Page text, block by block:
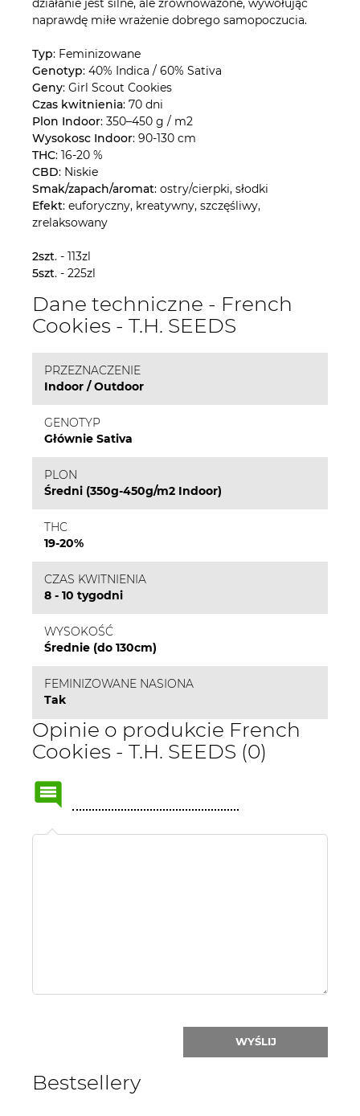
działanie jest silne, ale zrównoważone, wywołując
naprawdę miłe wrażenie dobrego samopoczucia.
Typ: Feminizowane
Genotyp: 40% Indica / 60% Sativa
Geny: Girl Scout Cookies
Czas kwitnienia: 70 dni
Plon Indoor: 350–450 g / m2
Wysokosc Indoor: 90-130 cm
THC: 16-20 %
CBD: Niskie
Smak/zapach/aromat: ostry/cierpki, słodki
Efekt: euforyczny, kreatywny, szczęśliwy,
zrelaksowany
2szt. - 113zl
5szt. - 225zl
Dane techniczne - French
Cookies - T.H. SEEDS
PRZEZNACZENIE
Indoor / Outdoor
GENOTYP
Głównie Sativa
PLON
Średni (350g-450g/m2 Indoor)
THC
19-20%
CZAS KWITNIENIA
8 - 10 tygodni
WYSOKOŚĆ
Średnie (do 130cm)
FEMINIZOWANE NASIONA
Tak
Opinie o produkcie French
Cookies - T.H. SEEDS (0)
WYŚLIJ
Bestsellery